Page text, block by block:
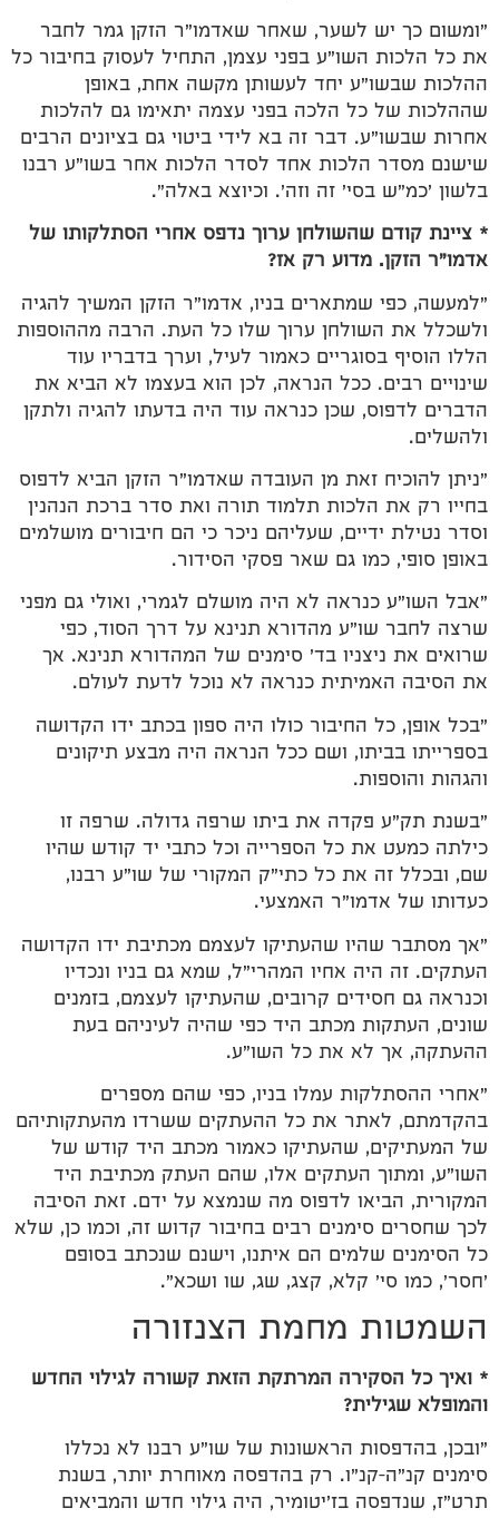
"ומשום כך יש לשער, שאחר שאדמו"ר הזקן גמר לחבר
את כל הלכות השו"ע בפני עצמן, התחיל לעסוק בחיבור כל
ההלכות שבשו"ע יחד לעשותן מקשה אחת, באופן
שההלכות של כל הלכה בפני עצמה יתאימו גם להלכות
אחרות שבשו"ע. דבר זה בא לידי ביטוי גם בציונים הרבים
שישנם מסדר הלכות אחד לסדר הלכות אחר בשו"ע רבנו
בלשון 'כמ"ש בסי' זה וזה'. וכיוצא באלה".
* ציינת קודם שהשולחן ערוך נדפס אחרי הסתלקותו של
אדמו"ר הזקן. מדוע רק אז?
"למעשה, כפי שמתארים בניו, אדמו"ר הזקן המשיך להגיה
ולשכלל את השולחן ערוך שלו כל העת. הרבה מההוספות
הללו הוסיף בסוגריים כאמור לעיל, וערך בדבריו עוד
שינויים רבים. ככל הנראה, לכן הוא בעצמו לא הביא את
הדברים לדפוס, שכן כנראה עוד היה בדעתו להגיה ולתקן
ולהשלים.
"ניתן להוכיח זאת מן העובדה שאדמו"ר הזקן הביא לדפוס
בחייו רק את הלכות תלמוד תורה ואת סדר ברכת הנהנין
וסדר נטילת ידיים, שעליהם ניכר כי הם חיבורים מושלמים
באופן סופי, כמו גם שאר פסקי הסידור.
"אבל השו"ע כנראה לא היה מושלם לגמרי, ואולי גם מפני
שרצה לחבר שו"ע מהדורא תנינא על דרך הסוד, כפי
שרואים את ניצניו בד' סימנים של המהדורא תנינא. אך
את הסיבה האמיתית כנראה לא נוכל לדעת לעולם.
"בכל אופן, כל החיבור כולו היה ספון בכתב ידו הקדושה
בספרייתו בביתו, ושם ככל הנראה היה מבצע תיקונים
והגהות והוספות.
"בשנת תק"ע פקדה את ביתו שרפה גדולה. שרפה זו
כילתה כמעט את כל הספרייה וכל כתבי יד קודש שהיו
שם, ובכלל זה את כל כתי"ק המקורי של שו"ע רבנו,
כעדותו של אדמו"ר האמצעי.
"אך מסתבר שהיו שהעתיקו לעצמם מכתיבת ידו הקדושה
העתקים. זה היה אחיו המהרי"ל, שמא גם בניו ונכדיו
וכנראה גם חסידים קרובים, שהעתיקו לעצמם, בזמנים
שונים, העתקות מכתב היד כפי שהיה לעיניהם בעת
ההעתקה, אך לא את כל השו"ע.
"אחרי ההסתלקות עמלו בניו, כפי שהם מספרים
בהקדמתם, לאתר את כל ההעתקים ששרדו מהעתקותיהם
של המעתיקים, שהעתיקו כאמור מכתב היד קודש של
השו"ע, ומתוך העתקים אלו, שהם העתק מכתיבת היד
המקורית, הביאו לדפוס מה שנמצא על ידם. זאת הסיבה
לכך שחסרים סימנים רבים בחיבור קדוש זה, וכמו כן, שלא
כל הסימנים שלמים הם איתנו, וישנם שנכתב בסופם
'חסר', כמו סי' קלא, קצג, שג, שו ושכא".
השמטות מחמת הצנזורה
* ואיך כל הסקירה המרתקת הזאת קשורה לגילוי החדש
והמופלא שגילית?
"ובכן, בהדפסות הראשונות של שו"ע רבנו לא נכללו
סימנים קנ"ה–קנ"ו. רק בהדפסה מאוחרת יותר, בשנת
תרט"ז, שנדפסה בז'יטומיר, היה גילוי חדש והמביאים